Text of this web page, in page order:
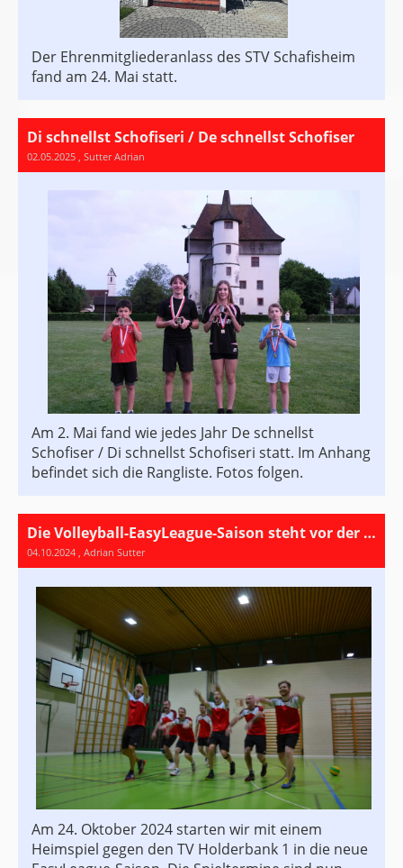
Der Ehrenmitgliederanlass des STV Schafisheim
fand am 24. Mai statt.
Di schnellst Schofiseri / De schnellst Schofiser
02.05.2025 , Sutter Adrian
Am 2. Mai fand wie jedes Jahr De schnellst
Schofiser / Di schnellst Schofiseri statt. Im Anhang
befindet sich die Rangliste. Fotos folgen.
Die Volleyball-EasyLeague-Saison steht vor der Tür
04.10.2024 , Adrian Sutter
Am 24. Oktober 2024 starten wir mit einem
Heimspiel gegen den TV Holderbank 1 in die neue